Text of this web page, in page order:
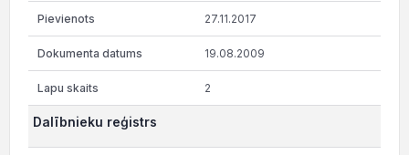
27.11.2017
19.08.2009
2
Dalībnieku reģistrs